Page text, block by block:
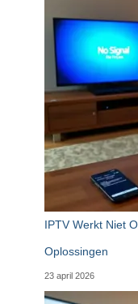
IPTV Werkt Niet
Oplossingen
23 april 2026